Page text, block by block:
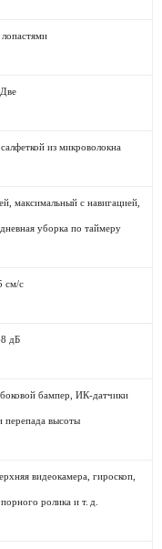
Две
из микроволокна
максимальный с навигацией,
уборка по таймеру
см/с
дБ
бампер, ИК-датчики
перепада высоты
видеокамера, гироскоп,
ролика и т. д.